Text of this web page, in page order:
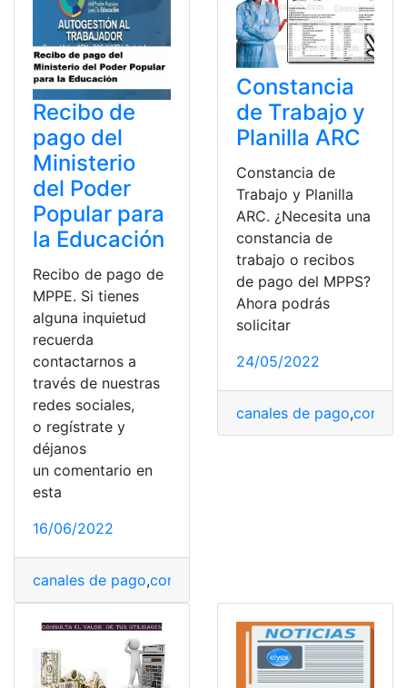
Recibo de
pago del
Ministerio
del Poder
Popular para
la Educación
Recibo de pago de
MPPE. Si tienes
alguna inquietud
recuerda
contactarnos a
través de nuestras
redes sociales,
o regístrate y
déjanos
un comentario en
esta
16/06/2022
canales de pago,convenio de pago
Constancia
de Trabajo y
Planilla ARC
Constancia de
Trabajo y Planilla
ARC. ¿Necesita una
constancia de
trabajo o recibos
de pago del MPPS?
Ahora podrás
solicitar
24/05/2022
canales de pago,